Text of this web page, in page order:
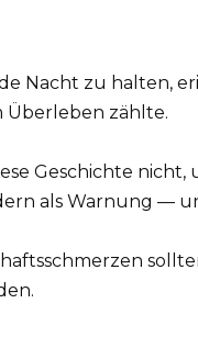
Nacht zu halten,
Überleben zählte.
Geschichte nicht,
als Warnung —